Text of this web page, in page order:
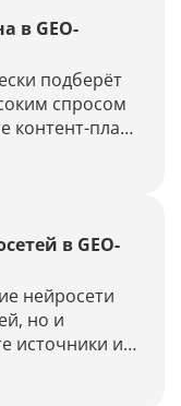
в GEO-
подберёт
спросом
контент-план
нейросетей.
в GEO-
нейросети
но и
источники и
Создайте
своего